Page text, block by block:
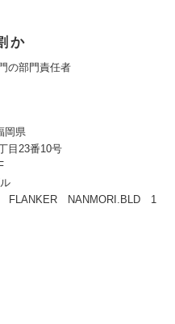
か
の部門責任者
岡県
目23番10号
FLANKER NANMORI.BLD 1